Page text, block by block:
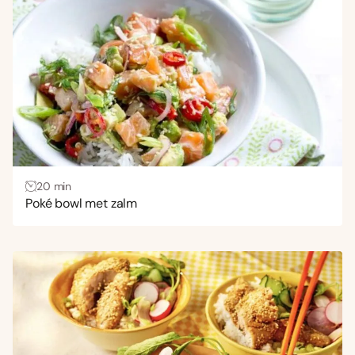
Gang
Bijgerecht
Borrelhapjes en snacks
Brunch
Hoofdgerecht
(347)
Lunch
Ontbijt
(3)
Voorgerecht
(11)
Wensen
(214)
20 min
Poké bowl met zalm